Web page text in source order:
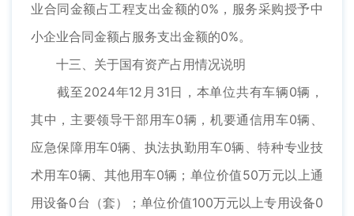
业合同金额占工程支出金额的0%，服务采购授予中
小企业合同金额占服务支出金额的0%。
十三、关于国有资产占用情况说明
截至2024年12月31日，本单位共有车辆0辆，
其中，主要领导干部用车0辆，机要通信用车0辆、
应急保障用车0辆、执法执勤用车0辆、特种专业技
术用车0辆、其他用车0辆；单位价值50万元以上通
用设备0台（套）；单位价值100万元以上专用设备0